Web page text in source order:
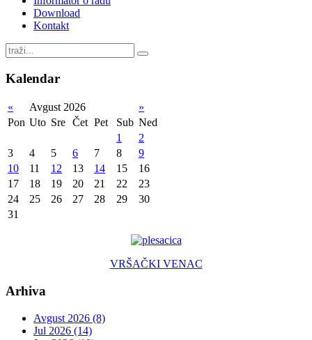
Download
Kontakt
Kalendar
« Avgust 2026
»
Pon Uto Sre Čet Pet Sub Ned
1
2
3
4 5 6 7 8
9
10
11 12 13 14 15
16
17
18 19 20 21 22
23
24
25 26 27 28 29
30
31
VRŠAČKI VENAC
Arhiva
Avgust 2026 (8)
Jul 2026 (14)